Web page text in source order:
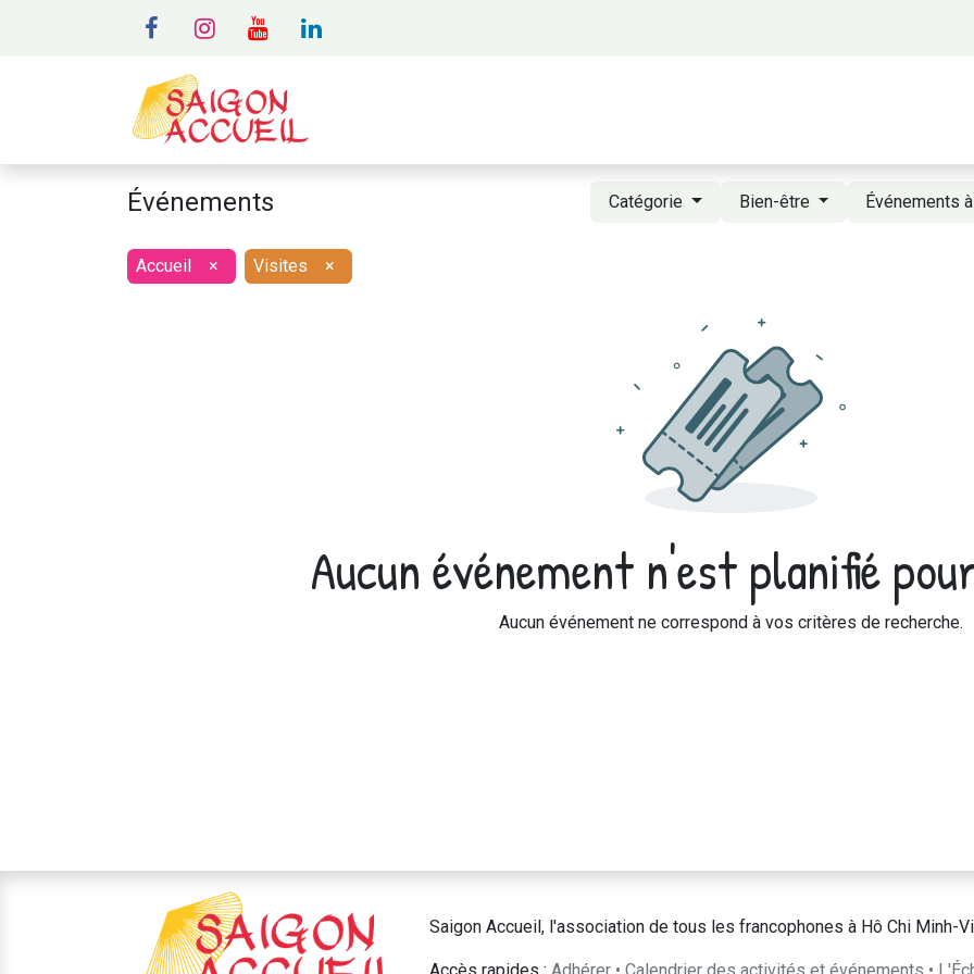
Événements Catégorie Bien-être Événements
Accueil × Visites ×
Aucun événement n'est planifié
Aucun événement ne correspond à vos critères de recherche.
Saigon Accueil, l'association de tous les francophones à Hô Chi Minh-